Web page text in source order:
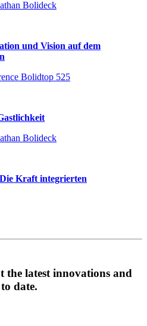
und Vision auf dem
Kraft integrierten
the latest innovations and
date.